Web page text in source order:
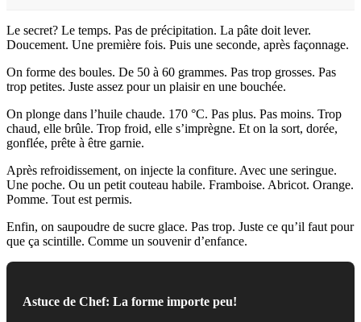
Le secret? Le temps. Pas de précipitation. La pâte doit lever.
Doucement. Une première fois. Puis une seconde, après façonnage.
On forme des boules. De 50 à 60 grammes. Pas trop grosses. Pas
trop petites. Juste assez pour un plaisir en une bouchée.
On plonge dans l’huile chaude. 170 °C. Pas plus. Pas moins. Trop
chaud, elle brûle. Trop froid, elle s’imprègne. Et on la sort, dorée,
gonflée, prête à être garnie.
Après refroidissement, on injecte la confiture. Avec une seringue.
Une poche. Ou un petit couteau habile. Framboise. Abricot. Orange.
Pomme. Tout est permis.
Enfin, on saupoudre de sucre glace. Pas trop. Juste ce qu’il faut pour
que ça scintille. Comme un souvenir d’enfance.
Astuce de Chef: La forme importe peu!